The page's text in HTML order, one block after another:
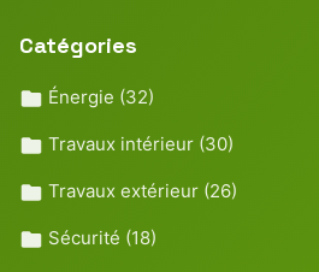
Catégories
Énergie (32)
Travaux intérieur (30)
Travaux extérieur (26)
Sécurité (18)